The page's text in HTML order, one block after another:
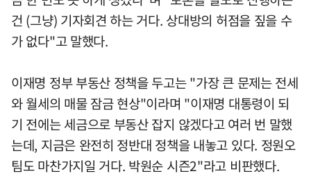
건 (그냥) 기자회견 하는 거다. 상대방의 허점을 짚을 수
가 없다"고 말했다.
이재명 정부 부동산 정책을 두고는 "가장 큰 문제는 전세
와 월세의 매물 잠금 현상"이라며 "이재명 대통령이 되
기 전에는 세금으로 부동산 잡지 않겠다고 여러 번 말했
는데, 지금은 완전히 정반대 정책을 내놓고 있다. 정원오
팀도 마찬가지일 거다. 박원순 시즌2"라고 비판했다.